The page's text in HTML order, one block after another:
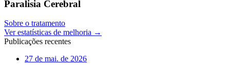
Paralisia Cerebral
Sobre o tratamento
Ver estatísticas de melhoria →
Publicações recentes
27 de mai. de 2026